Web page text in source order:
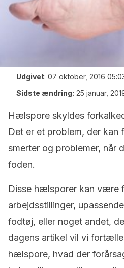
Udgivet: 07 oktober, 2016
Sidste ændring: 25 januar,
Hælspore skyldes
Det er et problem, der kan
smerter og problemer, når
foden.
Disse hælsporer kan være
arbejdsstillinger,
fodtøj, eller noget andet,
dagens artikel vil vi
hælspore, hvad der